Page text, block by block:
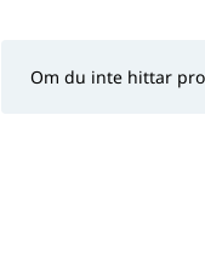
Om du inte hittar